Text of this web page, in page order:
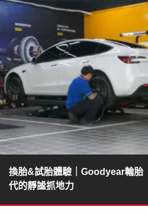
換胎&試胎體驗｜Goodyear輪
代的靜謐抓地力